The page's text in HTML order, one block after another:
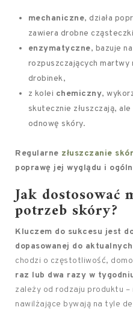
mechaniczne, działa
zawiera drobne
enzymatyczne, bazuje
rozpuszczających martwy
drobinek,
z kolei chemiczny,
skutecznie złuszczają,
odnowę skóry.
Regularne złuszczanie
poprawę jej wyglądu i
Jak dostosować
potrzeb skóry?
Kluczem do sukcesu jest
dopasowanej do
chodzi o częstotliwość,
raz lub dwa razy w
zależy od rodzaju produktu –
nawilżające bywają na tyle